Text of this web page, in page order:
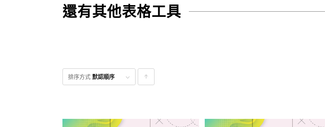
還有其他表格工具
排序方式 默認順序